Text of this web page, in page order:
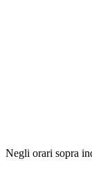
Negli orari sopra